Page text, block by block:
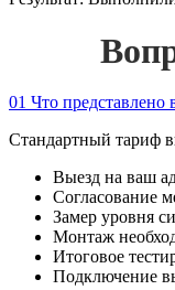
01 Что представлено
Стандартный тариф
Выезд на ваш
Согласование
Замер уровня
Монтаж
Итоговое
Подключение